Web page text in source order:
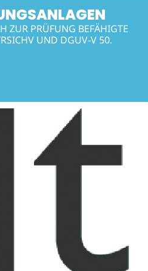
ZUR PRÜFUNG BEFÄHIGTE
UND DGUV-V 50.